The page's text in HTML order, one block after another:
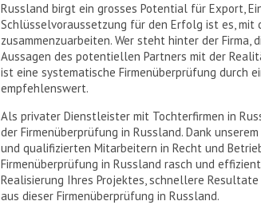
Russland birgt ein grosses Potential für Export,
Schlüsselvoraussetzung für den Erfolg ist es, mit
zusammenzuarbeiten. Wer steht hinter der Firma,
Aussagen des potentiellen Partners mit der
ist eine systematische Firmenüberprüfung durch
empfehlenswert.
Als privater Dienstleister mit Tochterfirmen in
der Firmenüberprüfung in Russland. Dank
und qualifizierten Mitarbeitern in Recht und
Firmenüberprüfung in Russland rasch und
Realisierung Ihres Projektes, schnellere
aus dieser Firmenüberprüfung in Russland.